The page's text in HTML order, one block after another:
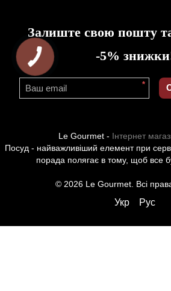
Залиште свою пошту
-5%
*
Le Gourmet - Інтернет
Посуд - найважливіший елемент при
порада полягає в тому, щоб все
© 2026 Le Gourmet. Всі
Укр Рус